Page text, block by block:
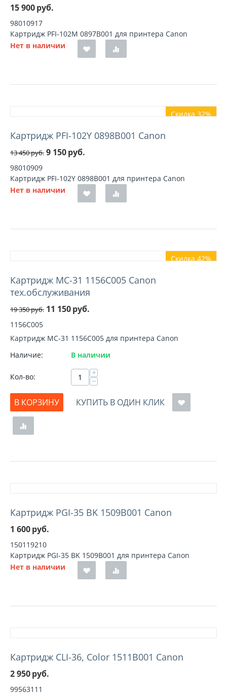
15 900руб.
98010917
Картридж PFI-102M 0897B001 для принтера Canon
Нет в наличии
Скидка 32%
Картридж PFI-102Y 0898B001 Canon
13 450руб. 9 150руб.
98010909
Картридж PFI-102Y 0898B001 для принтера Canon
Нет в наличии
Скидка 42%
Картридж MC-31 1156C005 Canon
тех.обслуживания
19 350руб. 11 150руб.
1156C005
Картридж MC-31 1156C005 для принтера Canon
Наличие:
В наличии
Кол-во: +
−
В КОРЗИНУ
КУПИТЬ В ОДИН КЛИК
Картридж PGI-35 BK 1509B001 Canon
1 600руб.
150119210
Картридж PGI-35 BK 1509B001 для принтера Canon
Нет в наличии
Картридж CLI-36, Color 1511B001 Canon
2 950руб.
99563111